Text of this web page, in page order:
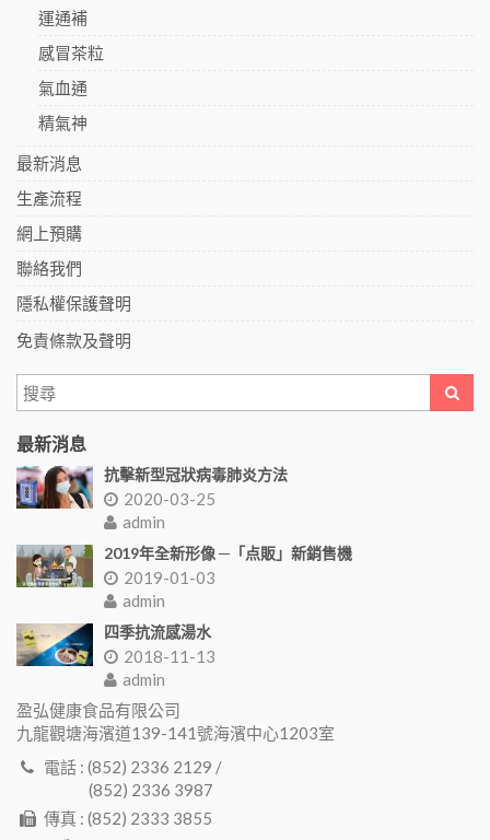
運通補
感冒茶粒
氣血通
精氣神
最新消息
生產流程
網上預購
聯絡我們
隱私權保護聲明
免責條款及聲明
最新消息
抗擊新型冠狀病毒肺炎方法
2020-03-25
admin
2019年全新形像 ─「点販」新銷售機
2019-01-03
admin
四季抗流感湯水
2018-11-13
admin
盈弘健康食品有限公司
九龍觀塘海濱道139-141號海濱中心1203室
電話 : (852) 2336 2129 /
(852) 2336 3987
傳真 : (852) 2333 3855